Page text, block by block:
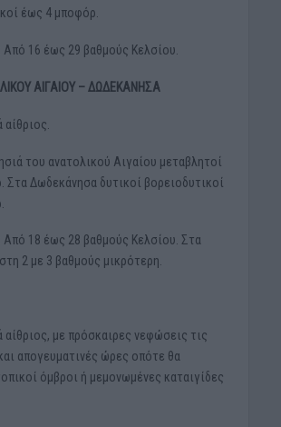
έως 4 μποφόρ.
16 έως 29 βαθμούς Κελσίου.
ΑΙΓΑΙΟΥ – ΔΩΔΕΚΑΝΗΣΑ
αίθριος.
του ανατολικού Αιγαίου μεταβλητοί
Στα Δωδεκάνησα δυτικοί βορειοδυτικοί
Από 18 έως 28 βαθμούς Κελσίου. Στα
2 με 3 βαθμούς μικρότερη.
αίθριος, με πρόσκαιρες νεφώσεις τις
απογευματινές ώρες οπότε θα
όμβροι ή μεμονωμένες καταιγίδες